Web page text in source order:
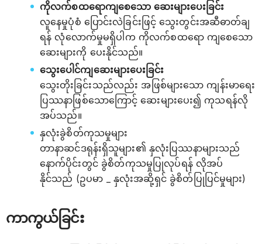
ကိုလက်စထရောကျစေသော ဆေးများပေးခြင်း
လူနေမှုပုံစံ ပြောင်းလဲခြင်းဖြင့် သွေးတွင်းအဆီဓာတ်ချ
ရန် လုံလောက်မှုမရှိပါက ကိုလက်စထရော ကျစေသော
ဆေးများကို ပေးနိုင်သည်။
သွေးပေါင်ကျဆေးများပေးခြင်း
သွေးတိုးခြင်းသည်လည်း အဖြစ်များသော ကျန်းမာရေး
ပြဿနာဖြစ်သောကြောင့် ဆေးများပေး၍ ကုသရန်လို
အပ်သည်။
နှလုံးခွဲစိတ်ကုသမှုများ
တာနာဆင်ဒရုန်းရှိသူများ၏ နှလုံးပြဿနာများသည်
နောက်ပိုင်းတွင် ခွဲစိတ်ကုသမှုပြုလုပ်ရန် လိုအပ်
နိုင်သည် (ဥပမာ _ နှလုံးအဆို့ရှင် ခွဲစိတ်ပြုပြင်မှုများ)
ကာကွယ်ခြင်း